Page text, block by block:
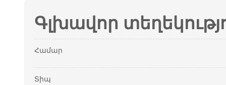
Գլխավոր
Համար
Տիպ